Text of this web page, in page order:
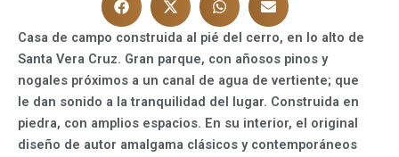
Casa de campo construida al pié del cerro, en lo alto de
Santa Vera Cruz. Gran parque, con añosos pinos y
nogales próximos a un canal de agua de vertiente; que
le dan sonido a la tranquilidad del lugar. Construida en
piedra, con amplios espacios. En su interior, el original
diseño de autor amalgama clásicos y contemporáneos